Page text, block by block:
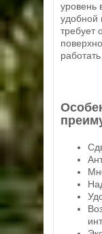
уровень
удобной
требует